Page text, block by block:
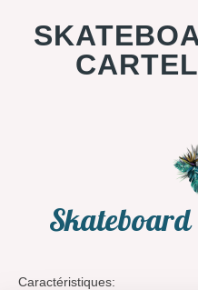
Caractéristiques: